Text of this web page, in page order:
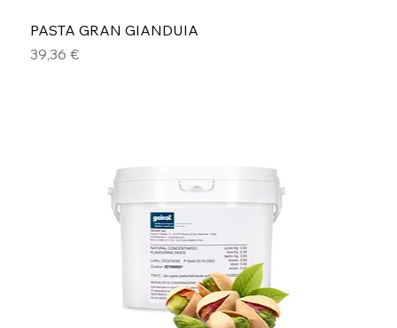
PASTA GRAN GIANDUIA
Prezzo
39,36 €